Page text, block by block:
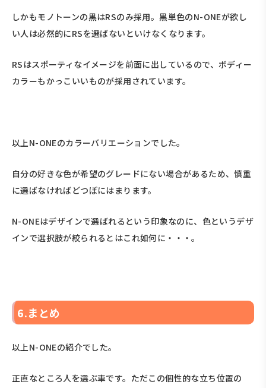
しかもモノトーンの黒はRSのみ採用。黒単色のN-ONEが欲し
い人は必然的にRSを選ばないといけなくなります。
RSはスポーティなイメージを前面に出しているので、ボディー
カラーもかっこいいものが採用されています。
以上N-ONEのカラーバリエーションでした。
自分の好きな色が希望のグレードにない場合があるため、慎重
に選ばなければどつぼにはまります。
N-ONEはデザインで選ばれるという印象なのに、色というデザ
インで選択肢が絞られるとはこれ如何に・・・。
6.まとめ
以上N-ONEの紹介でした。
正直なところ人を選ぶ車です。ただこの個性的な立ち位置の